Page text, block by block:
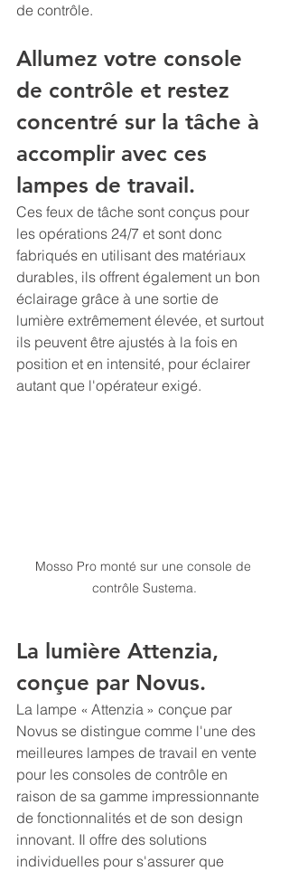
de contrôle.
Allumez votre console
de contrôle et restez
concentré sur la tâche à
accomplir avec ces
lampes de travail.
Ces feux de tâche sont conçus pour
les opérations 24/7 et sont donc
fabriqués en utilisant des matériaux
durables, ils offrent également un bon
éclairage grâce à une sortie de
lumière extrêmement élevée, et surtout
ils peuvent être ajustés à la fois en
position et en intensité, pour éclairer
autant que l'opérateur exigé.
Mosso Pro monté sur une console de
contrôle Sustema.
La lumière Attenzia,
conçue par Novus.
La lampe « Attenzia » conçue par
Novus se distingue comme l'une des
meilleures lampes de travail en vente
pour les consoles de contrôle en
raison de sa gamme impressionnante
de fonctionnalités et de son design
innovant. Il offre des solutions
individuelles pour s'assurer que